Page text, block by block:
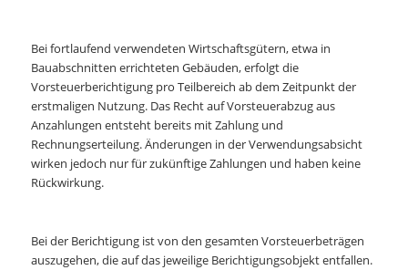
Bei fortlaufend verwendeten Wirtschaftsgütern, etwa in
Bauabschnitten errichteten Gebäuden, erfolgt die
Vorsteuerberichtigung pro Teilbereich ab dem Zeitpunkt der
erstmaligen Nutzung. Das Recht auf Vorsteuerabzug aus
Anzahlungen entsteht bereits mit Zahlung und
Rechnungserteilung. Änderungen in der Verwendungsabsicht
wirken jedoch nur für zukünftige Zahlungen und haben keine
Rückwirkung.
Bei der Berichtigung ist von den gesamten Vorsteuerbeträgen
auszugehen, die auf das jeweilige Berichtigungsobjekt entfallen.